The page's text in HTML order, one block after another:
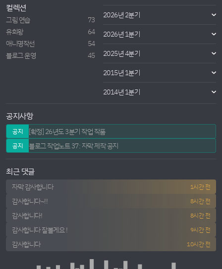
컬렉션
그림 연습
73
유희왕
64
애니명작선
54
블로그 운영
45
2026년 2분기
2026년 1분기
2025년 4분기
2015년 1분기
2014년 1분기
공지사항
공지 [확정] 26년도 3분기 작업 작품
공지 블로그 작업노트 37: 자막 제작 공지
최근 댓글
자막 감사합니다 1시간 전
감사합니다~!! 8시간 전
감사합니다! 8시간 전
감사합니다 잘볼게요 ! 9시간 전
감사합니다 10시간 전